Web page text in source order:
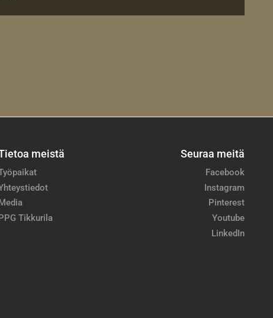
meistä
Tikkurila
Seuraa meitä
Facebook
Instagram
Pinterest
Youtube
LinkedIn